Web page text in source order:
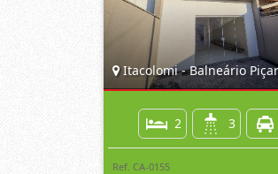
Itacolomi - Balneário
2 3
Ref. CA-0155